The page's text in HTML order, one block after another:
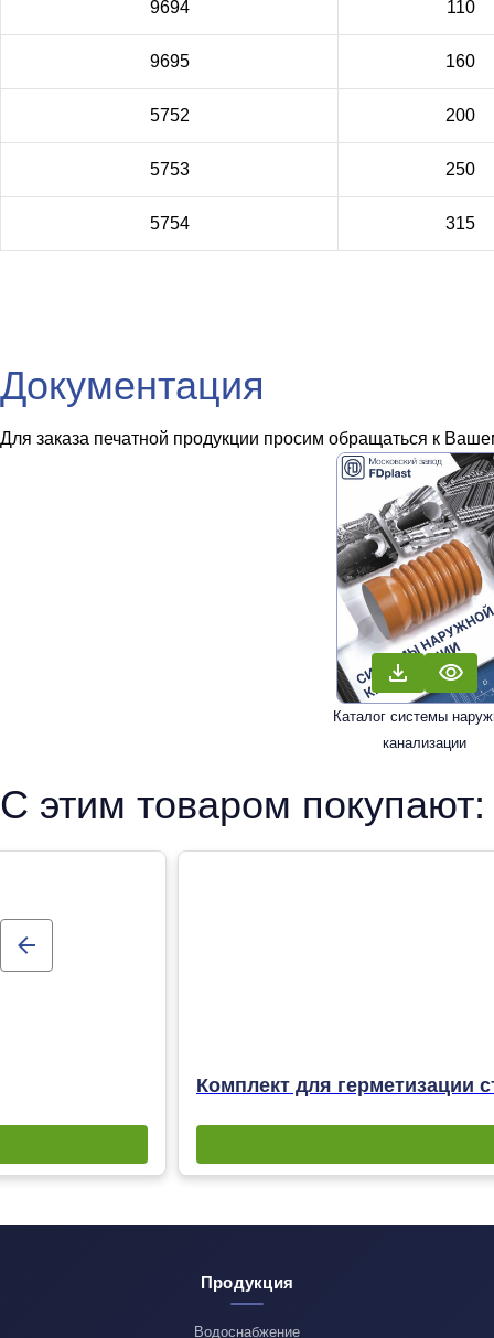
9694 110
9695 160
5752 200
5753 250
5754 315
Документация
Для заказа печатной продукции просим обращаться к
Каталог системы
канализации
С этим товаром покупают:
Комплект для герметизации
Продукция
Водоснабжение